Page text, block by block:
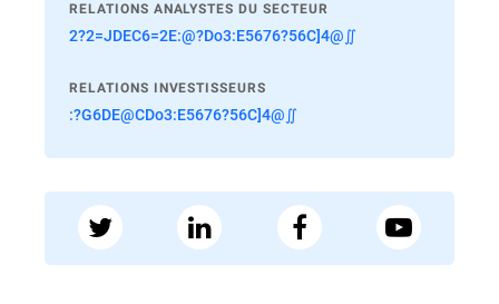
RELATIONS ANALYSTES DU SECTEUR
2?2=JDEC6=2E:@?Do3:E5676?56C]4@∬
RELATIONS INVESTISSEURS
:?G6DE@CDo3:E5676?56C]4@∬